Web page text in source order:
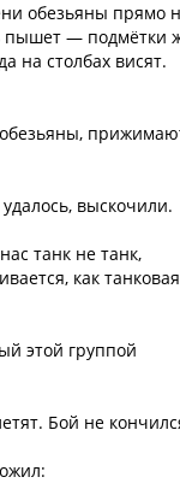
обезьяны прямо
пышет — подмётки
на столбах висят.
выскочили.
танк не танк,
как танковая
этой группой
Бой не